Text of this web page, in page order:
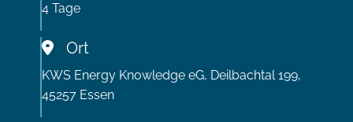
4 Tage
Ort
KWS Energy Knowledge eG, Deilbachtal 199,
45257 Essen